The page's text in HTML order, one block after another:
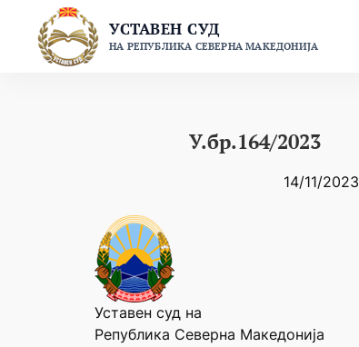
content
УСТАВЕН СУД
НА РЕПУБЛИКА СЕВЕРНА МАКЕДОНИЈА
У.бр.164/2023
14/11/2023
Уставен суд на
Република Северна Македонија